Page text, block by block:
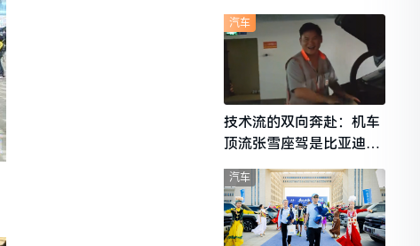
技术流的双向奔赴：机车
顶流张雪座驾是比亚迪秦
L
汽车
汽车